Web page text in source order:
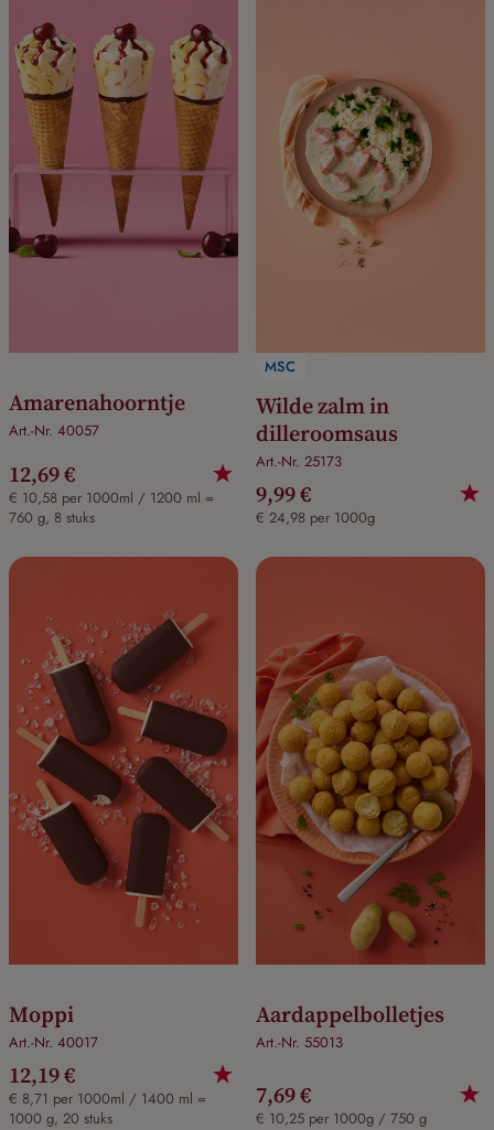
Amarenahoorntje
Art.-Nr. 40057
12,69 €
€ 10,58 per 1000ml / 1200 ml =
760 g, 8 stuks
MSC
Wilde zalm in
dilleroomsaus
Art.-Nr. 25173
9,99 €
€ 24,98 per 1000g
Moppi
Art.-Nr. 40017
12,19 €
€ 8,71 per 1000ml / 1400 ml =
1000 g, 20 stuks
Aardappelbolletjes
Art.-Nr. 55013
7,69 €
€ 10,25 per 1000g / 750 g